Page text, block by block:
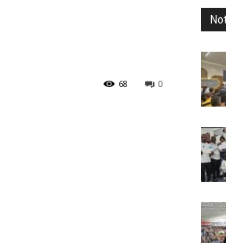
0
68